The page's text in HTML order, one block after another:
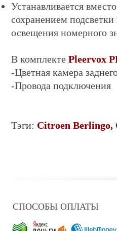
Устанавливается
сохранением
освещения номерного
В комплекте Pleervox
-Цветная камера
-Провода подключения
Тэги: Citroen Berlingo,
СПОСОБЫ ОПЛАТЫ